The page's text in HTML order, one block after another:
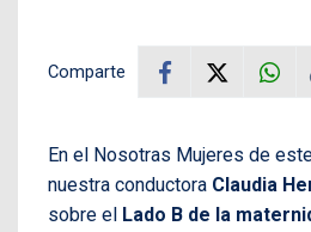
Comparte
En el Nosotras Mujeres de
nuestra conductora Claudia
sobre el Lado B de la